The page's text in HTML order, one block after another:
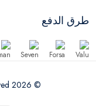
طرق الدفع
© 2026 Kza Meeza. All Rights Reserved